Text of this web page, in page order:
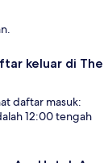
keluar di The
daftar masuk:
12:00 tengah